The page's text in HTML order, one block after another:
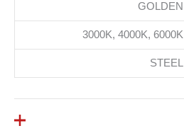
GOLDEN
3000K, 4000K, 6000K
STEEL